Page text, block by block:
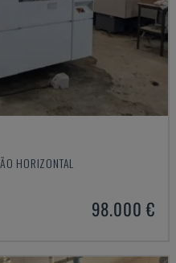
HORIZONTAL
98.000 €